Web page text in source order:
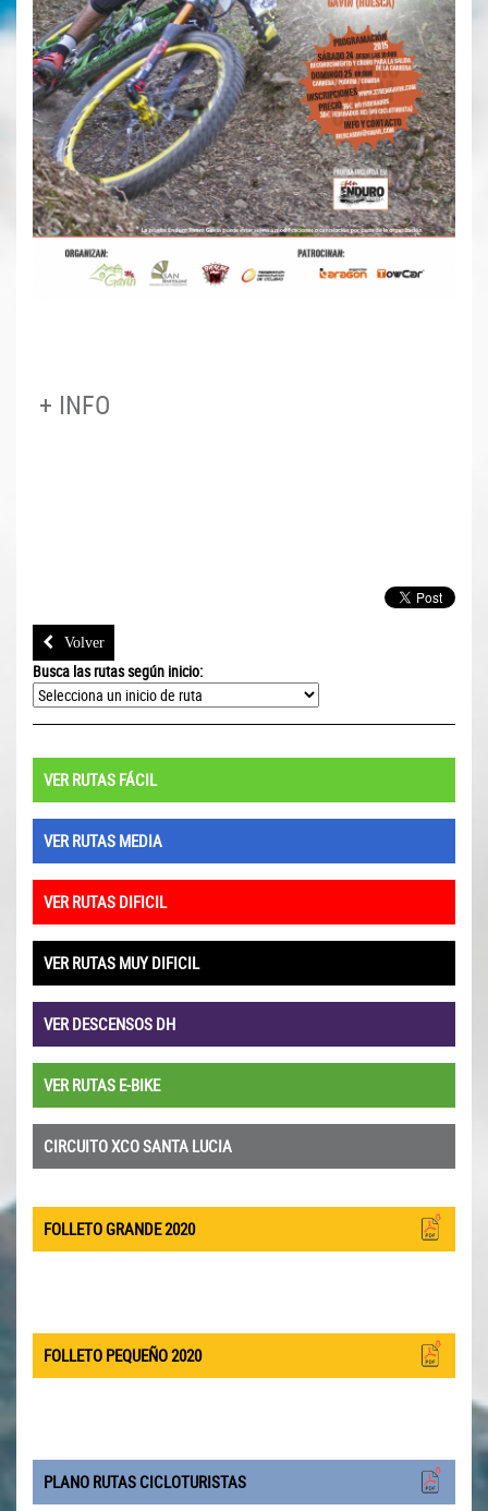
+ INFO
Volver
Busca las rutas según inicio:
VER RUTAS FÁCIL
VER RUTAS MEDIA
VER RUTAS DIFICIL
VER RUTAS MUY DIFICIL
VER DESCENSOS DH
VER RUTAS E-BIKE
CIRCUITO XCO SANTA LUCIA
FOLLETO GRANDE 2020
FOLLETO PEQUEÑO 2020
PLANO RUTAS CICLOTURISTAS